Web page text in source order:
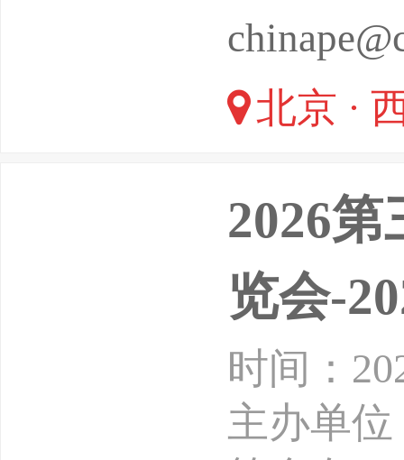
北京 ·
2026
览会-
时间：
主办单